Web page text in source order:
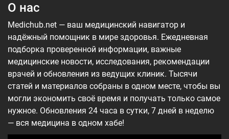
О нас
Medichub.net — ваш медицинский навигатор и
надёжный помощник в мире здоровья. Ежедневная
подборка проверенной информации, важные
медицинские новости, исследования, рекомендации
врачей и обновления из ведущих клиник. Тысячи
статей и материалов собраны в одном месте, чтобы вы
могли экономить своё время и получать только самое
нужное. Обновления 24 часа в сутки, 7 дней в неделю
— вся медицина в одном хабе!